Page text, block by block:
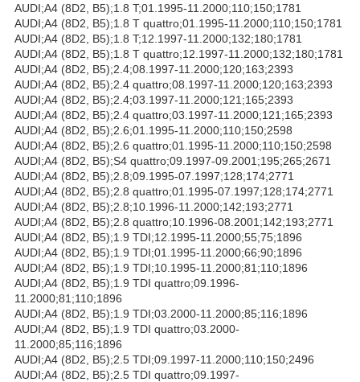
AUDI;A4 (8D2, B5);1.8 T;01.1995-11.2000;110;150;1781
AUDI;A4 (8D2, B5);1.8 T quattro;01.1995-11.2000;110;150;1781
AUDI;A4 (8D2, B5);1.8 T;12.1997-11.2000;132;180;1781
AUDI;A4 (8D2, B5);1.8 T quattro;12.1997-11.2000;132;180;1781
AUDI;A4 (8D2, B5);2.4;08.1997-11.2000;120;163;2393
AUDI;A4 (8D2, B5);2.4 quattro;08.1997-11.2000;120;163;2393
AUDI;A4 (8D2, B5);2.4;03.1997-11.2000;121;165;2393
AUDI;A4 (8D2, B5);2.4 quattro;03.1997-11.2000;121;165;2393
AUDI;A4 (8D2, B5);2.6;01.1995-11.2000;110;150;2598
AUDI;A4 (8D2, B5);2.6 quattro;01.1995-11.2000;110;150;2598
AUDI;A4 (8D2, B5);S4 quattro;09.1997-09.2001;195;265;2671
AUDI;A4 (8D2, B5);2.8;09.1995-07.1997;128;174;2771
AUDI;A4 (8D2, B5);2.8 quattro;01.1995-07.1997;128;174;2771
AUDI;A4 (8D2, B5);2.8;10.1996-11.2000;142;193;2771
AUDI;A4 (8D2, B5);2.8 quattro;10.1996-08.2001;142;193;2771
AUDI;A4 (8D2, B5);1.9 TDI;12.1995-11.2000;55;75;1896
AUDI;A4 (8D2, B5);1.9 TDI;01.1995-11.2000;66;90;1896
AUDI;A4 (8D2, B5);1.9 TDI;10.1995-11.2000;81;110;1896
AUDI;A4 (8D2, B5);1.9 TDI quattro;09.1996-
11.2000;81;110;1896
AUDI;A4 (8D2, B5);1.9 TDI;03.2000-11.2000;85;116;1896
AUDI;A4 (8D2, B5);1.9 TDI quattro;03.2000-
11.2000;85;116;1896
AUDI;A4 (8D2, B5);2.5 TDI;09.1997-11.2000;110;150;2496
AUDI;A4 (8D2, B5);2.5 TDI quattro;09.1997-